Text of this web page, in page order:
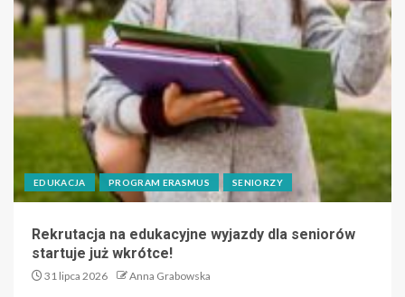
EDUKACJA PROGRAM ERASMUS SENIORZY
Rekrutacja na edukacyjne wyjazdy dla seniorów
startuje już wkrótce!
31 lipca 2026 Anna Grabowska